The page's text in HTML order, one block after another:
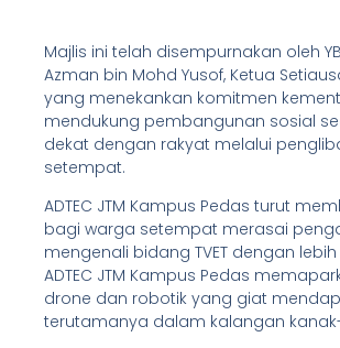
Majlis ini telah disempurnakan oleh
Azman bin Mohd Yusof, Ketua
yang menekankan komitmen
mendukung pembangunan sosial
dekat dengan rakyat melalui
setempat.
ADTEC JTM Kampus Pedas turut
bagi warga setempat merasai
mengenali bidang TVET dengan lebih
ADTEC JTM Kampus Pedas
drone dan robotik yang giat
terutamanya dalam kalangan